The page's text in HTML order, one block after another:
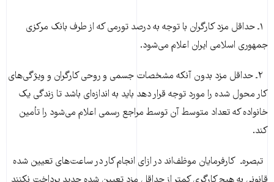
۱ـ حداقل‌ مزد کارگران‌ با توجه‌ به‌ درصد تورمی‌ که‌ از طرف‌ بانک‌ مرکزی‌
جمهوری‌ اسلامی‌ ایران‌ اعلام‌ می‌شود.
۲ـ حداقل‌ مزد بدون‌ آنکه‌ مشخصات‌ جسمی‌ و روحی‌ کارگران‌ و ویژگی‌های‌
کار محول‌ شده‌ را مورد توجه‌ قرار دهد باید به‌ اندازه‌ای‌ باشد تا زندگی‌ یک‌
خانواده‌ که‌ تعداد متوسط‌ آن‌ توسط‌ مراجع‌ رسمی‌ اعلام‌ می‌شود را تأمین‌
کند.
تبصره‌ـ کارفرمایان‌ موظف‌اند در ازای‌ انجام‌ کار در ساعت‌های‌ تعیین‌ شده‌